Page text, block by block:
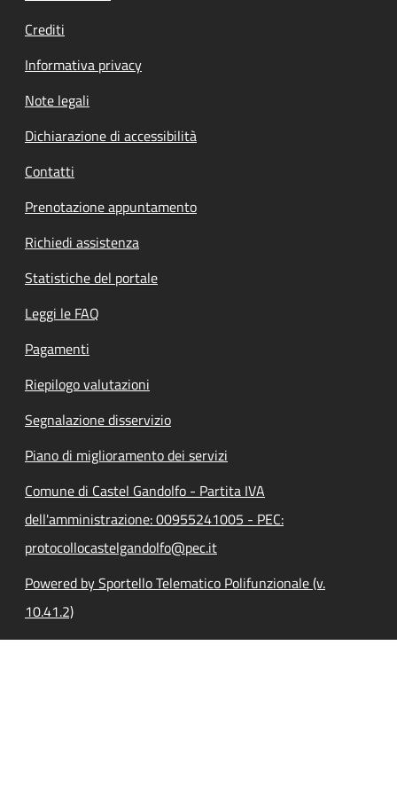
Crediti
Informativa privacy
Note legali
Dichiarazione di accessibilità
Contatti
Prenotazione appuntamento
Richiedi assistenza
Statistiche del portale
Leggi le FAQ
Pagamenti
Riepilogo valutazioni
Segnalazione disservizio
Piano di miglioramento dei servizi
Comune di Castel Gandolfo - Partita IVA
dell'amministrazione: 00955241005 - PEC:
protocollocastelgandolfo@pec.it
Powered by Sportello Telematico Polifunzionale (v.
10.41.2)